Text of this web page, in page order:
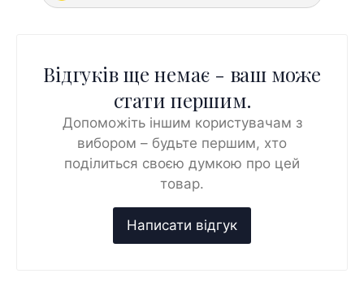
Відгуків ще немає - ваш може
стати першим.
Допоможіть іншим користувачам з
вибором – будьте першим, хто
поділиться своєю думкою про цей
товар.